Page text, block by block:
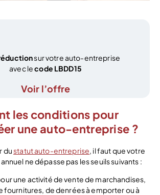
sur votre auto-entreprise
avec lecode LBDD15
Voir l’offre
les conditions pour
une auto-entreprise ?
dustatut auto-entreprise, il faut que votre
ne dépasse pas les seuils suivants :
une activité de vente de marchandises,
fournitures, de denrées à emporter ou à